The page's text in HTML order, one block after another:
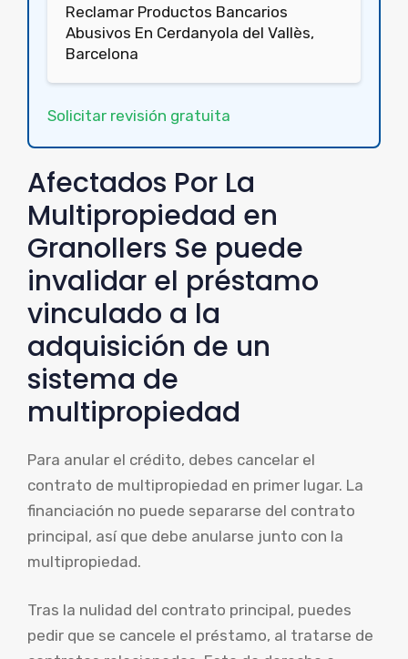
Reclamar Productos Bancarios
Abusivos En Cerdanyola del Vallès,
Barcelona
Solicitar revisión gratuita
Afectados Por La
Multipropiedad en
Granollers Se puede
invalidar el préstamo
vinculado a la
adquisición de un
sistema de
multipropiedad
Para anular el crédito, debes cancelar el
contrato de multipropiedad en primer lugar. La
financiación no puede separarse del contrato
principal, así que debe anularse junto con la
multipropiedad.
Tras la nulidad del contrato principal, puedes
pedir que se cancele el préstamo, al tratarse de